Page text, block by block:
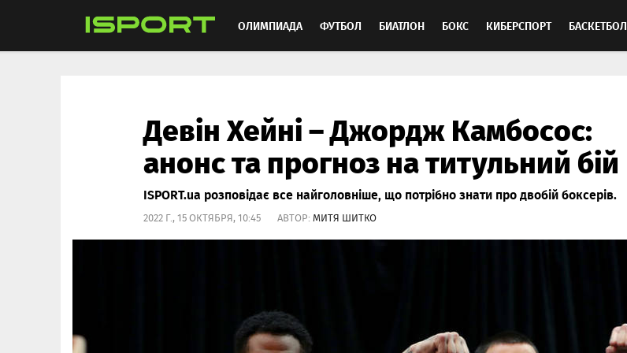
ОЛИМПИАДА ФУТБОЛ БИАТЛОН БОКС КИБЕРСПОРТ БАСКЕТБОЛ
Девін Хейні – Джордж Камбосос:
анонс та прогноз на титульний бій
ISPORT.ua розповідає все найголовніше, що потрібно знати про двобій боксерів.
2022 Г., 15 ОКТЯБРЯ, 10:45 АВТОР: МИТЯ ШИТКО